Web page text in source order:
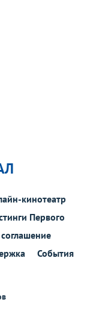
кинотеатр
Первого
События